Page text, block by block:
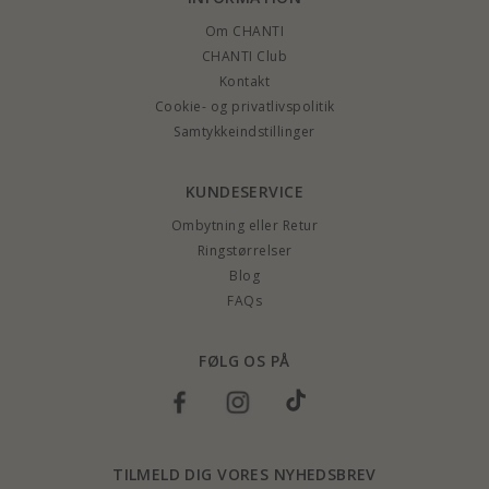
Om CHANTI
CHANTI Club
Kontakt
Cookie- og privatlivspolitik
Samtykkeindstillinger
KUNDESERVICE
Ombytning eller Retur
Ringstørrelser
Blog
FAQs
FØLG OS PÅ
TILMELD DIG VORES NYHEDSBREV